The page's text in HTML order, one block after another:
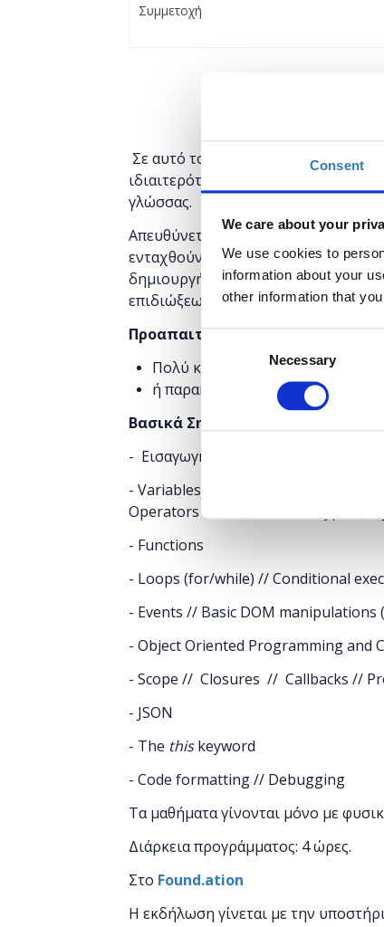
Consent
We care about your
We use cookies to
information about your
other information that
Consent
Necessary
Συμμετοχή
Σε αυτό το σεμινάριο θα
ιδιαιτερότητές της, με ιδιαίτερη
γλώσσας.
Απευθύνεται σε άτομα με μικρή ή
ενταχθούν στην αγορά εργασίας
δημιουργήσουν τη δική τους
επιδιώξεων.
Προαπαιτούμενα
Πολύ καλή εξοικείωση με HTML &
ή παρακολούθηση του σεμιναρίου
Βασικά Σημεία
- Εισαγωγή στη JavaScript (τι είναι,
- Variables (var, let, const) // Basic
Operators // Advanced data types
- Functions
- Loops (for/while) // Conditional
- Events // Basic DOM manipulations
- Object Oriented Programming and
- Scope // Closures // Callbacks //
- JSON
- The thiskeyword
- Code formatting // Debugging
Τα μαθήματα γίνονται μόνο με
Διάρκεια προγράμματος: 4 ώρες.
Στο Found.ation
Η εκδήλωση γίνεται με την